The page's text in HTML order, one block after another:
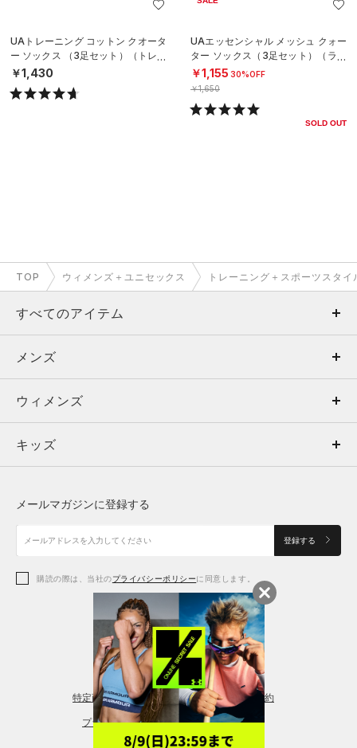
UAトレーニング コットン クオータ
ー ソックス （3足セット）（トレー
ニング/UNISEX）
￥1,430
UAエッセンシャル メッシュ クォー
ター ソックス（3足セット）（ライ
フスタイル/UNISEX）
￥1,155 30%OFF
￥1,650
SOLD OUT
TOP ウィメンズ＋ユニセックス トレーニング＋スポーツスタイ
すべてのアイテム
メンズ
ウィメンズ
キッズ
アクセサリー
メンズ
トップス
ボトムス
アクセサリー
ウィメンズ
トップス
シューズ
アクセサリー
レギンス＆タイツ
キッズ
シューズ
メールマガジンに登録する
登録する
購読の際は、当社のプライバシーポリシーに同意します。
特定商取引法に基づく通販の表記 会員規約
プライバシーポリシー